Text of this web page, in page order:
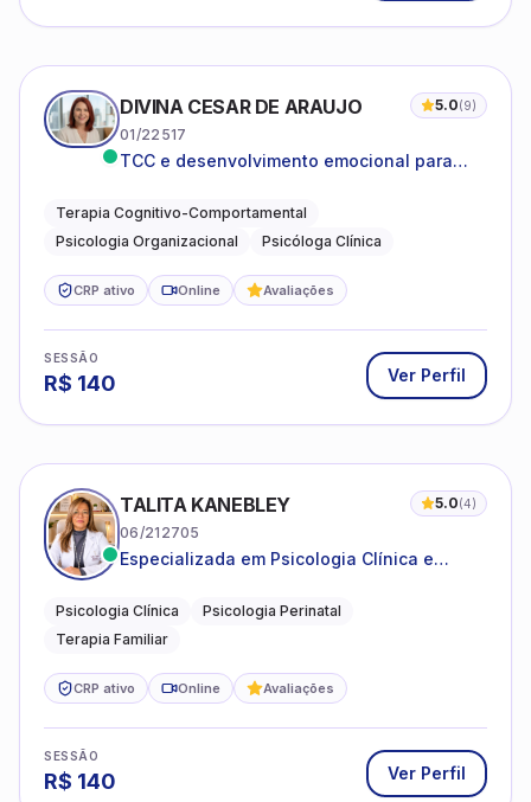
DIVINA CESAR DE ARAUJO 5.0(9)
01/22517
TCC e desenvolvimento emocional para
Terapia Cognitivo-Comportamental
Psicologia Organizacional
Psicóloga Clínica
CRP ativo Online Avaliações
SESSÃO
R$ 140 Ver Perfil
TALITA KANEBLEY 5.0(4)
06/212705
Especializada em Psicologia Clínica e
famílias
Psicologia Clínica
Psicologia Perinatal
Terapia Familiar
CRP ativo Online Avaliações
SESSÃO
R$ 140 Ver Perfil